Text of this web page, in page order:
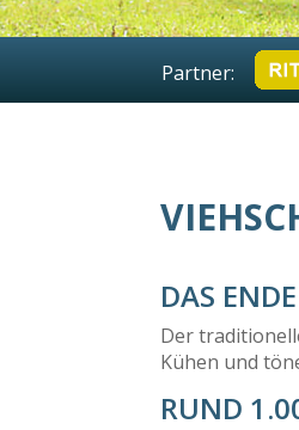
Partner:
DAS
Der
Kühen und
RUND